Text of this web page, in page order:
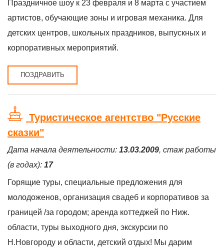
Праздничное шоу к 23 февраля и 8 марта с участием
артистов, обучающие зоны и игровая механика. Для
детских центров, школьных праздников, выпускных и
корпоративных мероприятий.
ПОЗДРАВИТЬ
Туристическое агентство "Русские
сказки"
Дата начала деятельности: 13.03.2009, стаж работы
(в годах): 17
Горящие туры, специальные предложения для
молодоженов, организация свадеб и корпоративов за
границей /за городом; аренда коттеджей по Ниж.
области, туры выходного дня, экскурсии по
Н.Новгороду и области, детский отдых! Мы дарим